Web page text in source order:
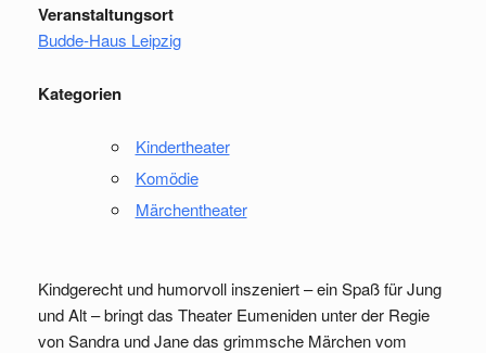
Veranstaltungsort
Budde-Haus Leipzig
Kategorien
Kindertheater
Komödie
Märchentheater
Kindgerecht und humorvoll inszeniert – ein Spaß für Jung
und Alt – bringt das Theater Eumeniden unter der Regie
von Sandra und Jane das grimmsche Märchen vom